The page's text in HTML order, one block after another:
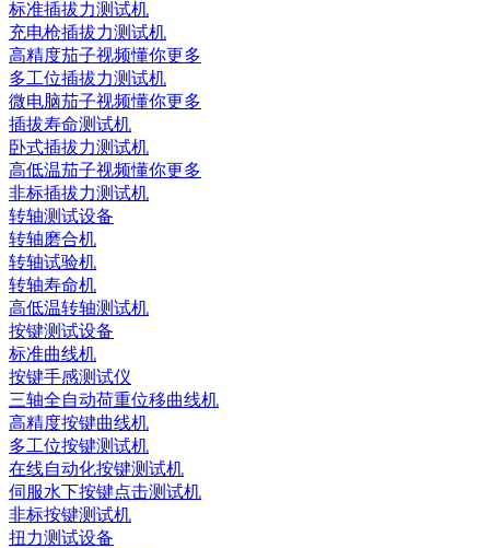
标准插拔力测试机
充电枪插拔力测试机
高精度茄子视频懂你更多
多工位插拔力测试机
微电脑茄子视频懂你更多
插拔寿命测试机
卧式插拔力测试机
高低温茄子视频懂你更多
非标插拔力测试机
转轴测试设备
转轴磨合机
转轴试验机
转轴寿命机
高低温转轴测试机
按键测试设备
标准曲线机
按键手感测试仪
三轴全自动荷重位移曲线机
高精度按键曲线机
多工位按键测试机
在线自动化按键测试机
伺服水下按键点击测试机
非标按键测试机
扭力测试设备